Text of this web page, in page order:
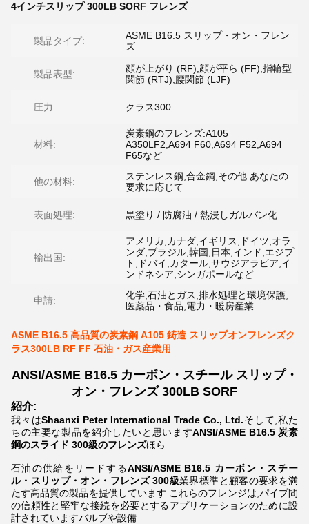
4インチスリップ 300LB SORF フレンズ
製品タイプ:
ASME B16.5 スリップ・オン・フレン
ズ
製品表型:
顔が上がり (RF),顔が平ら (FF),指輪型
関節 (RTJ),腰関節 (LJF)
圧力: クラス300
材料:
炭素鋼のフレンズ:A105
A350LF2,A694 F60,A694 F52,A694
F65など
他の材料:
ステンレス鋼,合金鋼,その他 あなたの
要求に応じて
表面処理: 黒塗り / 防腐油 / 熱浸しガルバン化
輸出国:
アメリカ,カナダ,イギリス,ドイツ,オラ
ンダ,ブラジル,韓国,日本,インド,エジプ
ト,ドバイ,カタール,サウジアラビア,イ
ンドネシア,シンガポールなど
申請:
化学,石油とガス,排水処理と環境保護,
医薬品・食品,電力・暖房産業
ASME B16.5 高品質の炭素鋼 A105 鋳造 スリップオンフレンズク
ラス300LB RF FF 石油・ガス産業用
ANSI/ASME B16.5 カーボン・スチール スリップ・
オン・フレンズ 300LB SORF
紹介:
我々はShaanxi Peter International Trade Co., Ltd.そして,私た
ちの主要な製品を紹介したいと思いますANSI/ASME B16.5 炭素
鋼のスライド 300級のフレンズほら
石油の供給をリードするANSI/ASME B16.5 カーボン・スチー
ル・スリップ・オン・フレンズ 300級業界標準と顧客の要求を満
たす高品質の製品を提供しています.これらのフレンジは,パイプ間
の信頼性と堅牢な接続を必要とするアプリケーションのために設
計されていますバルブや設備